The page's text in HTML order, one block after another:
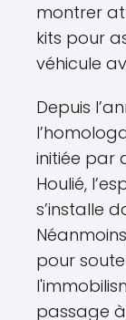
montrer
kits pour
véhicule
Depuis
initiée par
Houlié,
s’installe
pour
passage